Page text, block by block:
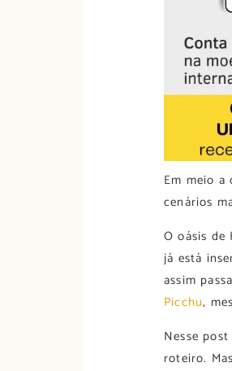
Em meio
cenários
O oásis de
já está
assim
Picchu,
Nesse
roteiro.